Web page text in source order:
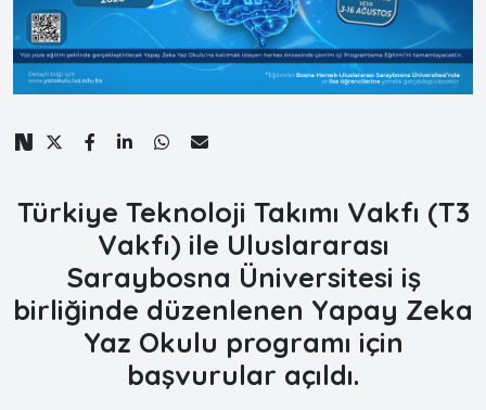
Türkiye Teknoloji Takımı Vakfı (T3
Vakfı) ile Uluslararası
Saraybosna Üniversitesi iş
birliğinde düzenlenen Yapay Zeka
Yaz Okulu programı için
başvurular açıldı.